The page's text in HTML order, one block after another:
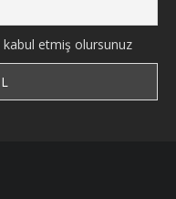
kabul etmiş olursunuz